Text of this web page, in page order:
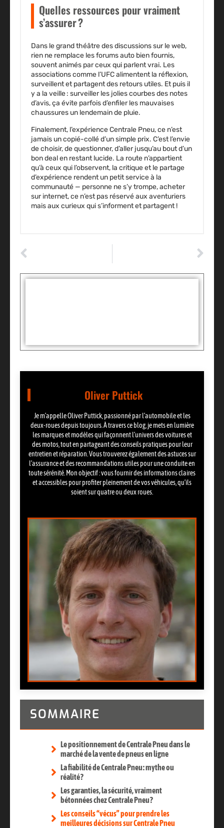
Quelles ressources pour vraiment
s’assurer ?
Dans le grand théâtre des discussions sur le web,
rien ne remplace les forums auto bien fournis,
souvent animés par ceux qui parlent vrai. Les
associations comme l’UFC alimentent la réflexion,
surveillent et partagent des retours utiles. Et puis il
y a la veille : surveiller les jolies courbes des notes
d’avis, ça évite parfois d’enfiler les mauvaises
chaussures un lendemain de pluie.
Finalement, l’expérience Centrale Pneu, ce n’est
jamais un copié-collé d’un simple prix. C’est l’envie
de choisir, de questionner, d’aller jusqu’au bout d’un
bon deal en restant lucide. La route n’appartient
qu’à ceux qui l’observent, la critique et le partage
d’expérience rendent un petit service à la
communauté — personne ne s’y trompe, acheter
sur internet, ce n’est pas réservé aux aventuriers
mais aux curieux qui s’informent et partagent !
Oliver Puttick
Je m’appelle Oliver Puttick, passionné par l’automobile et les
deux-roues depuis toujours. À travers ce blog, je mets en lumière
les marques et modèles qui façonnent l’univers des voitures et
des motos, tout en partageant des conseils pratiques pour leur
entretien et réparation. Vous trouverez également des astuces sur
l’assurance et des recommandations utiles pour une conduite en
toute sérénité. Mon objectif : vous fournir des informations claires
et accessibles pour profiter pleinement de vos véhicules, qu’ils
soient sur quatre ou deux roues.
SOMMAIRE
Le positionnement de Centrale Pneu dans le
marché de la vente de pneus en ligne
La fiabilité de Centrale Pneu : mythe ou
réalité ?
Les garanties, la sécurité, vraiment
bétonnées chez Centrale Pneu ?
Les conseils “vécus” pour prendre les
meilleures décisions sur Centrale Pneu